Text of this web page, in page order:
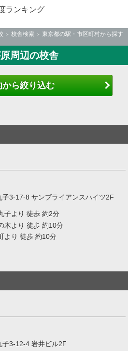
ランキング
校舎検索
東京都の駅・市区町村から探す
周辺の校舎
から絞り込む
子3-17-8 サンブライアンスハイツ2F
子より 徒歩 約2分
木より 徒歩 約10分
より 徒歩 約10分
子3-12-4 岩井ビル2F